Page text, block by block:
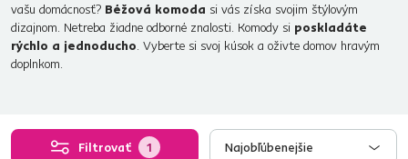
vašu domácnosť? Béžová komoda si vás získa svojim štýlovým
dizajnom. Netreba žiadne odborné znalosti. Komody si poskladáte
rýchlo a jednoducho. Vyberte si svoj kúsok a oživte domov hravým
doplnkom.
Filtrovať 1 Najobľúbenejšie